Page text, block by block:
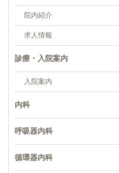
院内紹介
求人情報
診療・入院案内
入院案内
内科
呼吸器内科
循環器内科